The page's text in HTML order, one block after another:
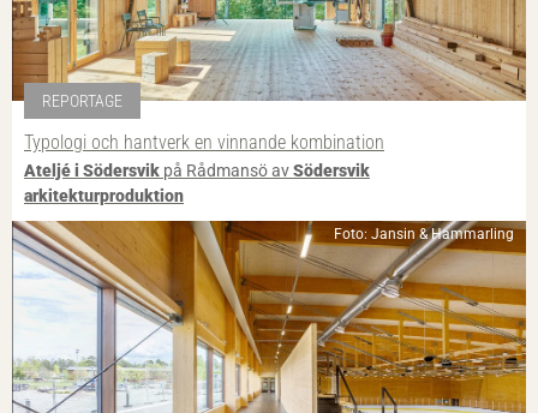
REPORTAGE
Typologi och hantverk en vinnande kombination
Ateljé i Södersvik på Rådmansö avSödersvik
arkitekturproduktion
Foto: Jansin & Hammarling